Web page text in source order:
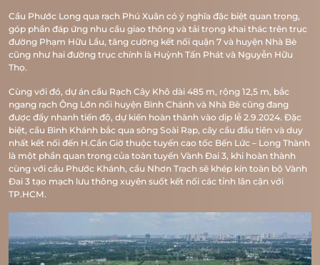
Cầu Phước Long qua rạch Phú Xuân có ý nghĩa đặc biệt quan trọng,
góp phần đáp ứng nhu cầu giao thông và tải trọng khai thác trên trục
đường Phạm Hữu Lầu, tăng cường kết nối quận 7 và huyện Nhà Bè
cũng như hai đường trục chính là Huỳnh Tấn Phát và Nguyễn Hữu
Thọ.
Cùng với đó, dự án cầu Rạch Cây Khô dài 485 m, rộng 12,5 m, bắc
ngang rạch Ông Lớn nối huyện Bình Chánh và Nhà Bè cũng đang
được đẩy nhanh tiến độ, dự kiến hoàn thành vào dịp lễ 2.9.2024. Đặc
biệt, cầu Bình Khánh bắc qua sông Soài Rạp, cây cầu đầu tiên và duy
nhất kết nối đến H.Cần Giờ thuộc tuyến cao tốc Bến Lức – Long Thành
là một phần quan trọng của toàn tuyến Vành Đai 3, khi hoàn thành
cùng với cầu Phước Khánh, cầu Nhơn Trạch sẽ khép kín toàn bộ Vành
Đai 3 tạo mạch lưu thông xuyên suốt kết nối các tỉnh lân cận với
TP.HCM.